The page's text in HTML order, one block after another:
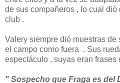
de sus compañeros , lo cual dió
club .
Valery siempre dió muestras de
el campo como fuera . Sus
espectáculo , suyas eran frases
" Sospecho que Fraga es del